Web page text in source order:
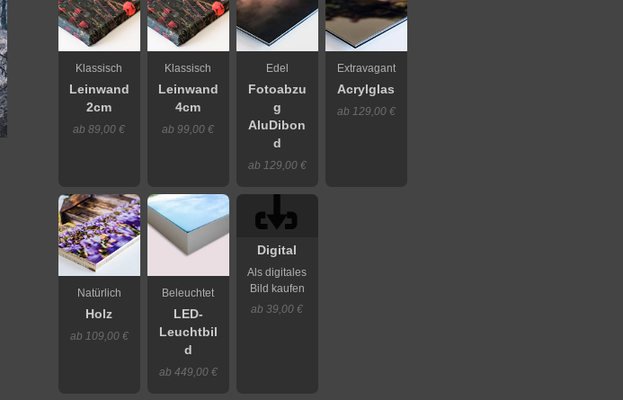
Klassisch
Leinwand
2cm
ab 89,00 €
Klassisch
Leinwand
4cm
ab 99,00 €
Edel
Fotoabzu
g
AluDibon
d
ab 129,00 €
Extravagant
Acrylglas
ab 129,00 €
Natürlich
Holz
ab 109,00 €
Beleuchtet
LED-
Leuchtbil
d
ab 449,00 €
Digital
Als digitales
Bild kaufen
ab 39,00 €